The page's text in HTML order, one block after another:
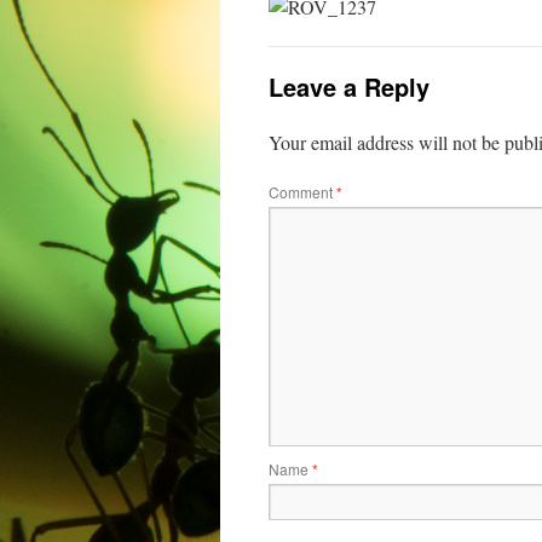
Leave a Reply
Your email address will not be
Comment*
Name *